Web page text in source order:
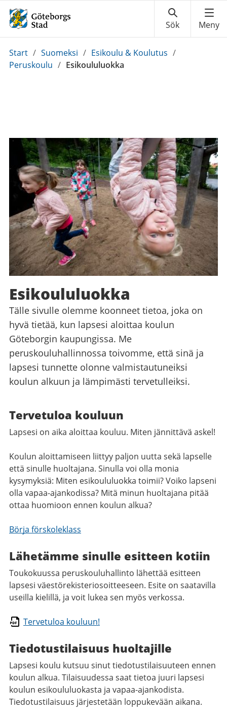
Du
är
Start / Suomeksi / Esikoulu & Koulutus /
Peruskoulu / Esikoululuokka
Esikoululuokka
Tälle sivulle olemme koonneet tietoa, joka on
hyvä tietää, kun lapsesi aloittaa koulun
Göteborgin kaupungissa. Me
peruskouluhallinnossa toivomme, että sinä ja
lapsesi tunnette olonne valmistautuneiksi
koulun alkuun ja lämpimästi tervetulleiksi.
Tervetuloa kouluun
Lapsesi on aika aloittaa kouluu. Miten jännittävä askel!
Koulun aloittamiseen liittyy paljon uutta sekä lapselle
että sinulle huoltajana. Sinulla voi olla monia
kysymyksiä: Miten esikoululuokka toimii? Voiko lapseni
olla vapaa-ajankodissa? Mitä minun huoltajana pitää
ottaa huomioon ennen koulun alkua?
Börja förskoleklass
Lähetämme sinulle esitteen kotiin
Toukokuussa peruskouluhallinto lähettää esitteen
lapsesi väestörekisteriosoitteeseen. Esite on saatavilla
useilla kielillä, ja voit lukea sen myös verkossa.
Tervetuloa kouluun!
Tiedotustilaisuus huoltajille
Lapsesi koulu kutsuu sinut tiedotustilaisuuteen ennen
koulun alkua. Tilaisuudessa saat tietoa juuri lapsesi
koulun esikoululuokasta ja vapaa-ajankodista.
Tiedotustilaisuus järjestetään loppukevään aikana.